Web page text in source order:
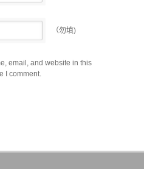
（勿填)
email, and website in this
I comment.